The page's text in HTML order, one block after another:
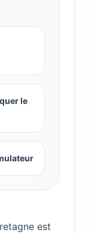
le
est